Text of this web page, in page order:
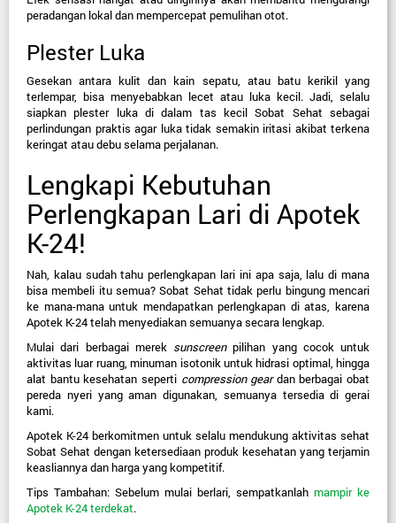
peradangan lokal dan mempercepat pemulihan otot.
Plester Luka
Gesekan antara kulit dan kain sepatu, atau batu kerikil yang
terlempar, bisa menyebabkan lecet atau luka kecil. Jadi, selalu
siapkan plester luka di dalam tas kecil Sobat Sehat sebagai
perlindungan praktis agar luka tidak semakin iritasi akibat terkena
keringat atau debu selama perjalanan.
Lengkapi Kebutuhan
Perlengkapan Lari di Apotek
K-24!
Nah, kalau sudah tahu perlengkapan lari ini apa saja, lalu di mana
bisa membeli itu semua? Sobat Sehat tidak perlu bingung mencari
Apotek K-24 telah menyediakan semuanya secara lengkap.
Mulai dari berbagai merek sunscreen pilihan yang cocok untuk
aktivitas luar ruang, minuman isotonik untuk hidrasi optimal, hingga
alat bantu kesehatan seperti compression gear dan berbagai obat
pereda nyeri yang aman digunakan, semuanya tersedia di gerai
kami.
Apotek K-24 berkomitmen untuk selalu mendukung aktivitas sehat
Sobat Sehat dengan ketersediaan produk kesehatan yang terjamin
keasliannya dan harga yang kompetitif.
Tips Tambahan: Sebelum mulai berlari, sempatkanlah mampir ke
Apotek K-24 terdekat.